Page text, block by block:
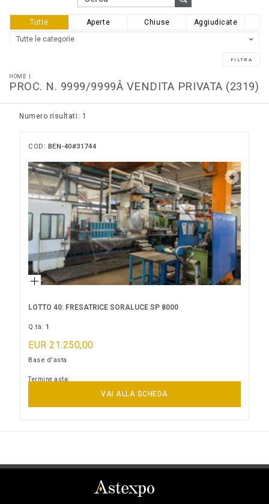
Tutte Aperte Chiuse Aggiudicate
HOME
PROC. N. 9999/9999Â VENDITA PRIVATA (2319)
Numero risultati: 1
COD: BEN-40#31744
LOTTO 40: FRESATRICE SORALUCE SP 8000
Q.tà:1
EUR 21.250,00
Base d'asta
Termine asta:
VAI ALLA SCHEDA